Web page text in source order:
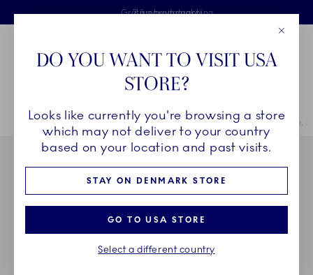
Skip Navigation
Fri levering ved køb over 500 kr. og fri retur
Gratis gaveindpakning
2 års brudgaranti
Royal Copenhagen
Breadcrumb Headlinesss
HjemSTEL Stel Blå Elements Blå Elements kop og underkop,
DO YOU WANT TO VISIT USA
STORE?
Looks like currently you're browsing a store
which may not deliver to your country
based on your location and past visits.
STAY ON DENMARK STORE
GO TO USA STORE
Select a different country